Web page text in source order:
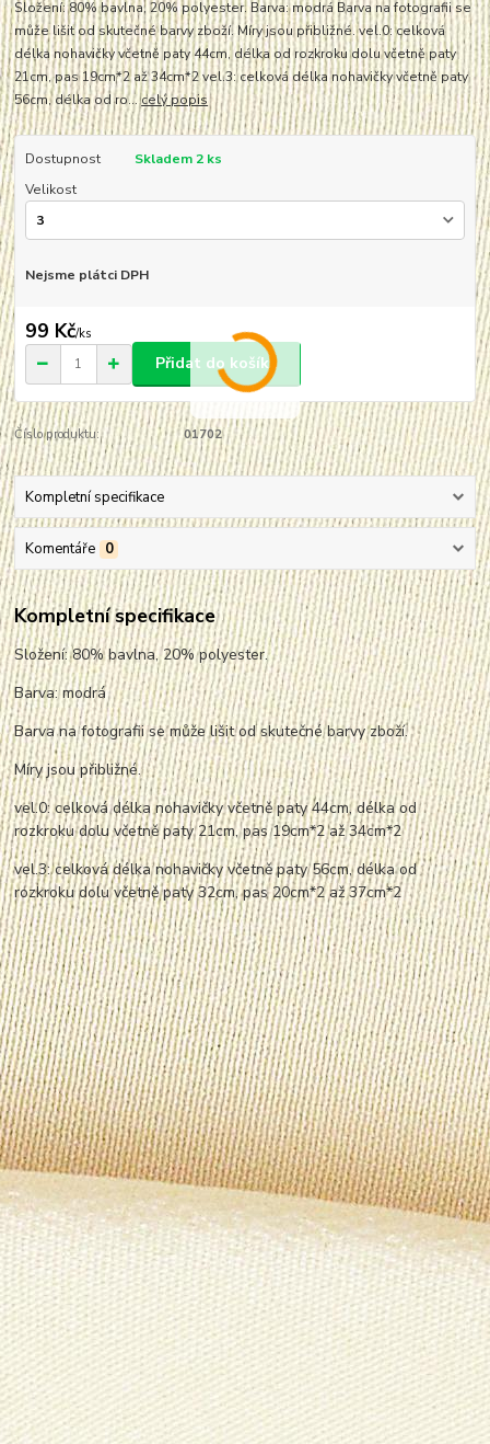
Složení: 80% bavlna, 20% polyester. Barva: modrá Barva na fotografii se
může lišit od skutečné barvy zboží. Míry jsou přibližné. vel.0: celková
délka nohavičky včetně paty 44cm, délka od rozkroku dolu včetně paty
21cm, pas 19cm*2 až 34cm*2 vel.3: celková délka nohavičky včetně paty
56cm, délka od ro...celý popis
Dostupnost
Skladem 2 ks
Velikost
Nejsme plátci DPH
99 Kč/ks
Přidat do košíku
Číslo produktu: 01702
Kompletní specifikace
Komentáře 0
Kompletní specifikace
Složení: 80% bavlna, 20% polyester.
Barva: modrá
Barva na fotografii se může lišit od skutečné barvy zboží.
Míry jsou přibližné.
vel.0: celková délka nohavičky včetně paty 44cm, délka od
rozkroku dolu včetně paty 21cm, pas 19cm*2 až 34cm*2
vel.3: celková délka nohavičky včetně paty 56cm, délka od
rozkroku dolu včetně paty 32cm, pas 20cm*2 až 37cm*2